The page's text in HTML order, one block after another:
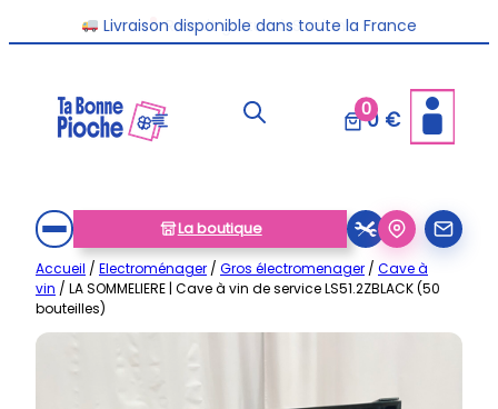
au
Livraison disponible dans toute la France
00 €
La boutique
Accueil / Electroménager / Gros électromenager / Cave à
vin / LA SOMMELIERE | Cave à vin de service LS51.2ZBLACK (50
bouteilles)